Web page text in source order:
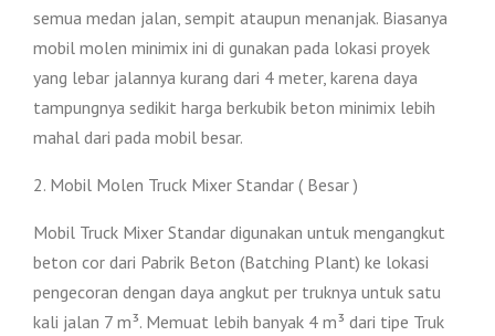
semua medan jalan, sempit ataupun menanjak. Biasanya
mobil molen minimix ini di gunakan pada lokasi proyek
yang lebar jalannya kurang dari 4 meter, karena daya
tampungnya sedikit harga berkubik beton minimix lebih
mahal dari pada mobil besar.
2. Mobil Molen Truck Mixer Standar ( Besar )
Mobil Truck Mixer Standar digunakan untuk mengangkut
beton cor dari Pabrik Beton (Batching Plant) ke lokasi
pengecoran dengan daya angkut per truknya untuk satu
kali jalan 7 m³. Memuat lebih banyak 4 m³ dari tipe Truk